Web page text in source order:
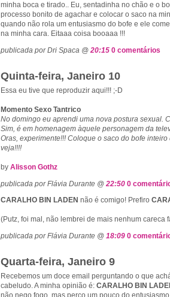
minha boca e tirado.. Eu, sentadinha no chão e o
processo bonito de agachar e colocar o saco na
quando não rola um entusiasmo do bofe e ele
na minha cara. Eitaaa coisa booaaa !!!
publicada por Dri Spaca @ 20:15 0 comentários
Quinta-feira, Janeiro 10
Essa eu tive que reproduzir aqui!!! ;-D
Momento Sexo Tantrico
No domingo eu aprendi uma nova postura sexual.
Sim, é em homenagem àquele personagem da
Oras, experimente!!! Coloque o saco do bofe
veja!!!!
by Alisson Gothz
publicada por Flávia Durante @ 22:50 0
CARALHO BIN LADEN não é comigo! Prefiro
(Putz, foi mal, não lembrei de mais nenhum careca
publicada por Flávia Durante @ 18:09 0
Quarta-feira, Janeiro 9
Recebemos um doce email perguntando o que
cabeludo. A minha opinião é: CARALHO BIN
não nego fogo, mas perco um pouco do